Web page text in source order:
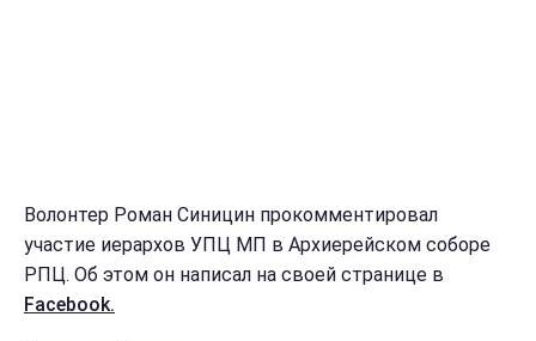
Волонтер Роман Синицин прокомментировал
участие иерархов УПЦ МП в Архиерейском соборе
РПЦ. Об этом он написал на своей странице в
Facebook.